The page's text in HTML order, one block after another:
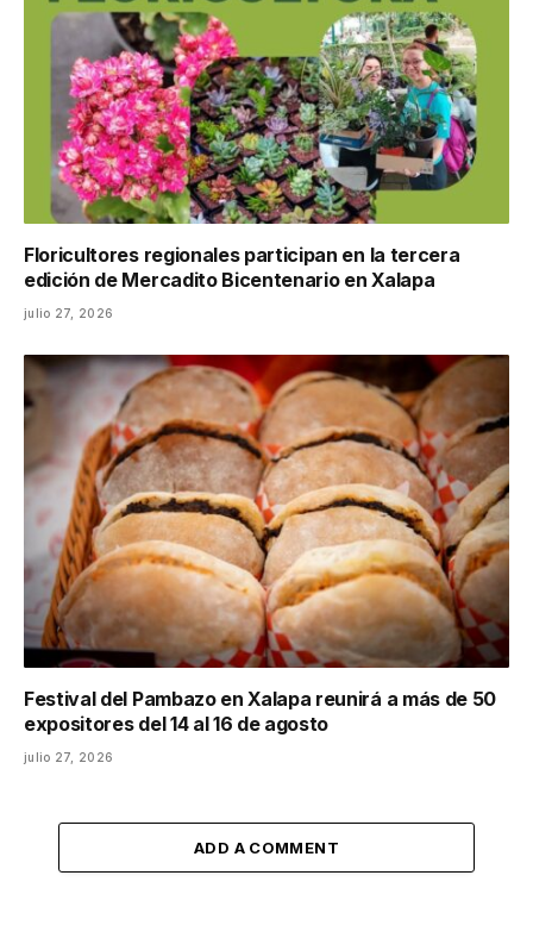
Floricultores regionales participan en la tercera
edición de Mercadito Bicentenario en Xalapa
julio 27, 2026
Festival del Pambazo en Xalapa reunirá a más de 50
expositores del 14 al 16 de agosto
julio 27, 2026
ADD A COMMENT